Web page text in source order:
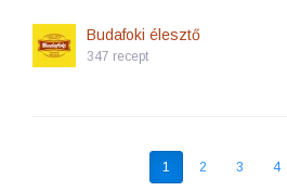
Budafoki élesztő
347 recept
1 2 3 4